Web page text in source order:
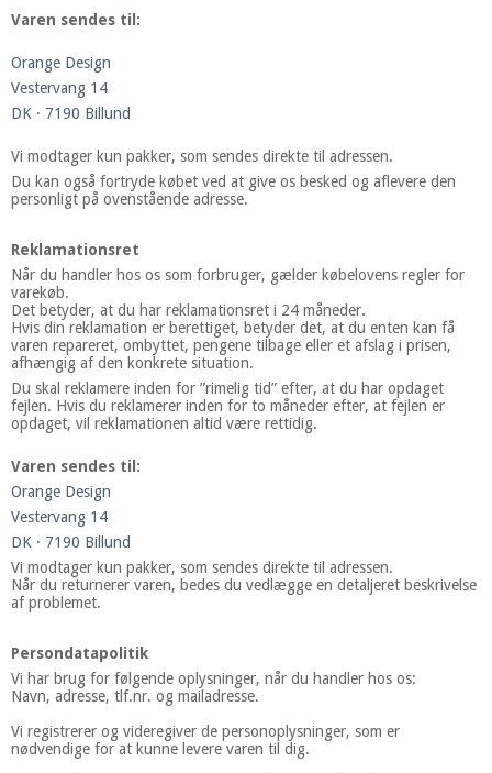
Varen sendes til:
Orange Design
Vestervang 14
DK · 7190 Billund
Vi modtager kun pakker, som sendes direkte til adressen.
Du kan også fortryde købet ved at give os besked og aflevere den
personligt på ovenstående adresse.
Reklamationsret
Når du handler hos os som forbruger, gælder købelovens regler for
varekøb.
Det betyder, at du har reklamationsret i 24 måneder.
Hvis din reklamation er berettiget, betyder det, at du enten kan få
varen repareret, ombyttet, pengene tilbage eller et afslag i prisen,
afhængig af den konkrete situation.
Du skal reklamere inden for ”rimelig tid” efter, at du har opdaget
fejlen. Hvis du reklamerer inden for to måneder efter, at fejlen er
opdaget, vil reklamationen altid være rettidig.
Varen sendes til:
Orange Design
Vestervang 14
DK · 7190 Billund
Vi modtager kun pakker, som sendes direkte til adressen.
Når du returnerer varen, bedes du vedlægge en detaljeret beskrivelse
af problemet.
Persondatapolitik
Vi har brug for følgende oplysninger, når du handler hos os:
Navn, adresse, tlf.nr. og mailadresse.
Vi registrerer og videregiver de personoplysninger, som er
nødvendige for at kunne levere varen til dig.